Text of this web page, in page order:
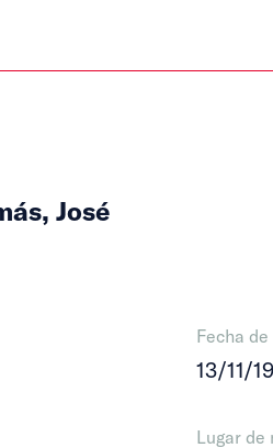
José
Fecha
13/11/
Lugar de